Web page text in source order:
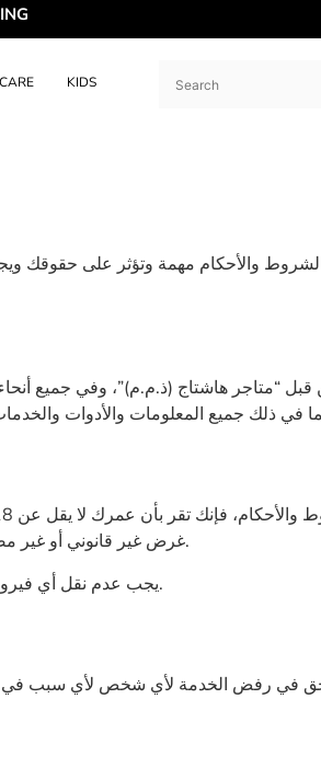
KIDS
والأحكام مهمة وتؤثر على حقوقك ويجب
“متاجر هاشتاج (ذ.م.م)”، وفي جميع
غرض غير قانوني أو غير مصرح به، ولا يجوز لك، أثناء استخدام الخدمة، انتهاك أي قوانين في ولايتك (بما في ذلك قوانين حقوق النشر).
يجب عدم نقل أي فيروسات أو أي رمز ذو طبيعة مدمرة. أي خرق أو انتهاك لأي من الشروط سيؤدي إلى الإنهاء الفوري لخدماتك.